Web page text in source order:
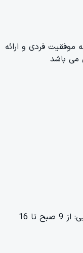
فردی و ارائه
می باشد
تهران، خیابان ولیعصر (پاسخگویی: از 9 صبح تا 16